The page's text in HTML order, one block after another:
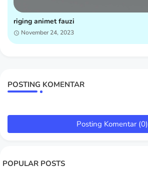
riging animet fauzi
November 24, 2023
POSTING KOMENTAR
Posting Komentar (0)
POPULAR POSTS